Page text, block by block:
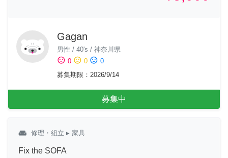
Gagan
男性 / 40's / 神奈川県
sentiment_satisfied 0 sentiment_neutral 0 sentiment_dissatisfied 0
募集期限 ： 2026/9/14
募集中
weekend 修理・組立 ▸ 家具
Fix the SOFA